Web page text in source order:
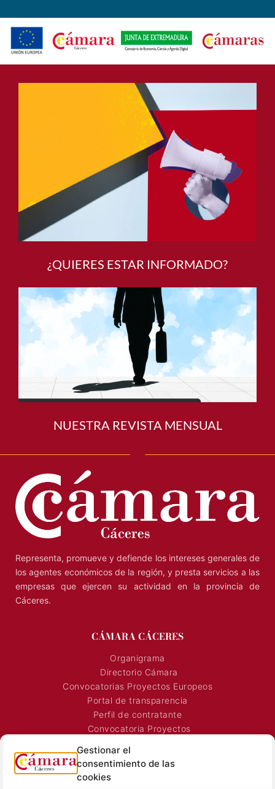
Gestionar el
consentimiento de las
cookies
¿QUIERES ESTAR INFORMADO?
NUESTRA REVISTA MENSUAL
Representa, promueve y defiende los intereses generales de
los agentes económicos de la región, y presta servicios a las
CÁMARA CÁCERES
Organigrama
Directorio Cámara
Convocatorias Proyectos Europeos
Portal de transparencia
Convocatoria Proyectos
Horarios Comerciales
Señalización Comercial